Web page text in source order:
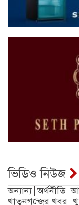
ভিডিও নিউজ
অন্যান্য অর্থনীতি
খাতুনগন্জের খবর